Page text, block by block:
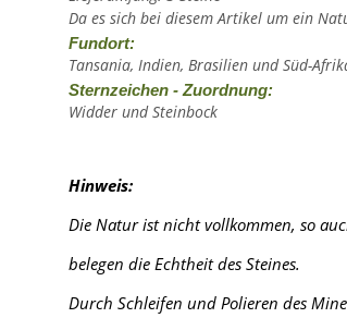
Da es sich bei diesem Artikel um ein
Fundort:
Tansania, Indien, Brasilien und Süd-
Sternzeichen - Zuordnung:
Widder und Steinbock
Hinweis:
Die Natur ist nicht vollkommen, so
belegen die Echtheit des Steines.
Durch Schleifen und Polieren des